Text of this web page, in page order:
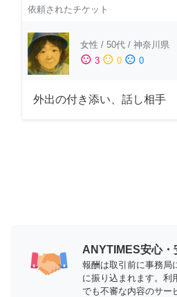
依頼されたチケット
女性 / 50代 / 神奈川県
sentiment_satisfied 3 sentiment_neutral 0 sentiment_dissatisfied 0
外出の付き添い、話し相手
ANYTIMES安心
報酬は取引前に事務局
に振り込まれます。利
でも不審な内容のサー